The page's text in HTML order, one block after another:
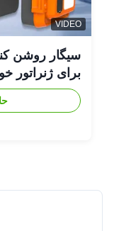
VIDEO
برای ژنراتور